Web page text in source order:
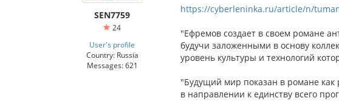
SEN7759
24
User's profile
Country: Russia
Messages: 621
https://cyberleninka.ru/article/n/
"Ефремов создает в своем романе
будучи заложенными в основу
уровень культуры и технологий
"Будущий мир показан в романе как
в направлении к единству всего